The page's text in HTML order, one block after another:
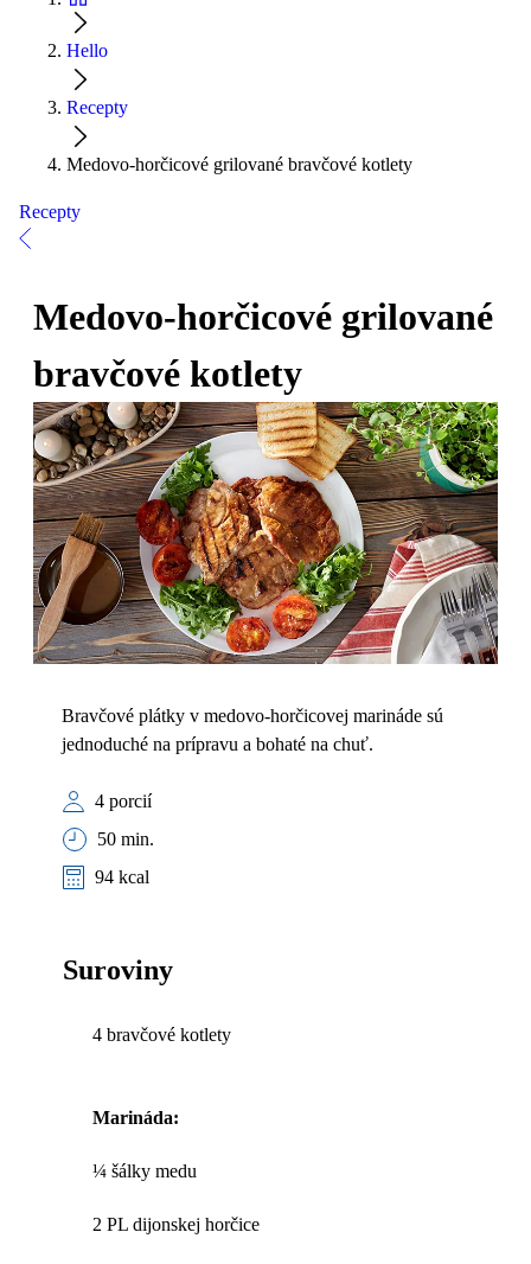
Hello
Recepty
Medovo-horčicové grilované bravčové kotlety
Recepty
Medovo-horčicové grilované
bravčové kotlety
Bravčové plátky v medovo-horčicovej marináde sú
jednoduché na prípravu a bohaté na chuť.
4 porcií
50 min.
94 kcal
Suroviny
4 bravčové kotlety
Marináda:
¼ šálky medu
2 PL dijonskej horčice